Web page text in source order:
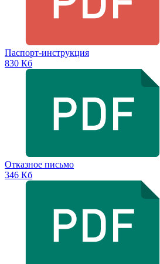
Паспорт-инструкция
830 Кб
Отказное письмо
346 Кб